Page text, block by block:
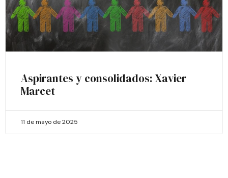
Aspirantes y consolidados: Xavier
Marcet
11 de mayo de 2025